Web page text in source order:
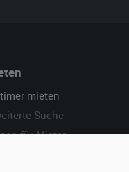
mieten
Suche
für Mieter